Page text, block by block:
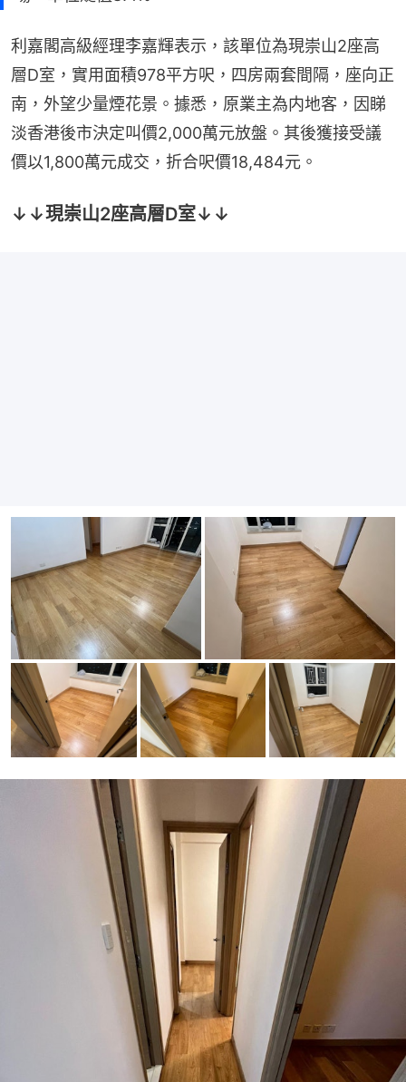
利嘉閣高級經理李嘉輝表示，該單位為現崇山2座高
層D室，實用面積978平方呎，四房兩套間隔，座向正
南，外望少量煙花景。據悉，原業主為内地客，因睇
淡香港後市決定叫價2,000萬元放盤。其後獲接受議
價以1,800萬元成交，折合呎價18,484元。
↓↓現崇山2座高層D室↓↓